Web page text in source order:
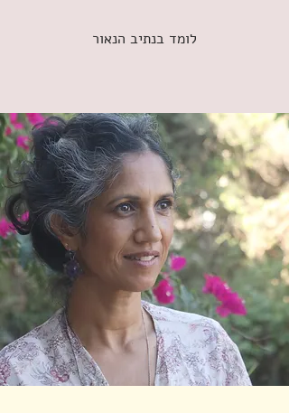
לומד בנתיב הנאור